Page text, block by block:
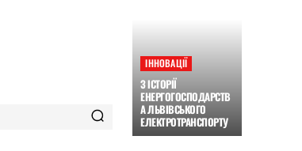
ІННОВАЦІЇ
З ІСТОРІЇ
ЕНЕРГОГОСПОДАРСТВ
А ЛЬВІВСЬКОГО
ЕЛЕКТРОТРАНСПОРТУ